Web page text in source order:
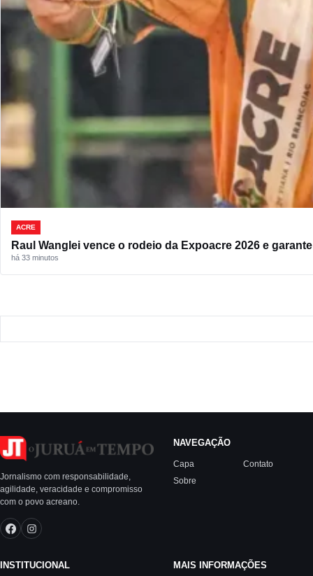
ACRE
Raul Wanglei vence o rodeio da Expoacre 2026 e
há 33 minutos
Jornalismo com responsabilidade,
agilidade, veracidade e compromisso
com o povo acreano.
NAVEGAÇÃO
Capa
Sobre
Contato
INSTITUCIONAL MAIS INFORMAÇÕES